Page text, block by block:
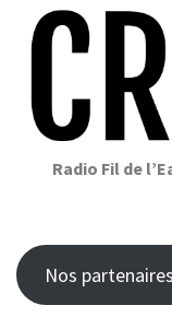
Radio Fil de
Nos partenaires